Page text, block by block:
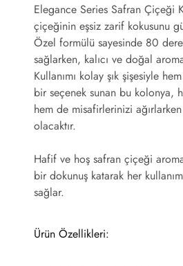
Elegance Series Safran Çiçeği
çiçeğinin eşsiz zarif kokusunu
Özel formülü sayesinde 80
sağlarken, kalıcı ve doğal
Kullanımı kolay şık şişesiyle
bir seçenek sunan bu kolonya,
hem de misafirlerinizi
olacaktır.
Hafif ve hoş safran çiçeği
bir dokunuş katarak her
sağlar.
Ürün Özellikleri: